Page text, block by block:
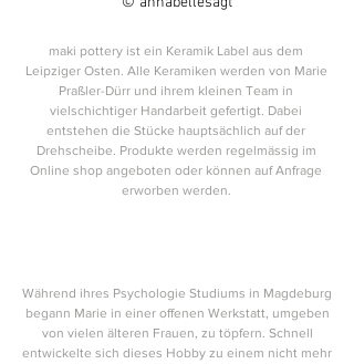
maki pottery ist ein Keramik Label aus dem
Leipziger Osten. Alle Keramiken werden von Marie
Praßler-Dürr und ihrem kleinen Team in
vielschichtiger Handarbeit gefertigt. Dabei
entstehen die Stücke hauptsächlich auf der
Drehscheibe. Produkte werden regelmässig im
Online shop angeboten oder können auf Anfrage
erworben werden.
Während ihres Psychologie Studiums in Magdeburg
begann Marie in einer offenen Werkstatt, umgeben
von vielen älteren Frauen, zu töpfern. Schnell
entwickelte sich dieses Hobby zu einem nicht mehr